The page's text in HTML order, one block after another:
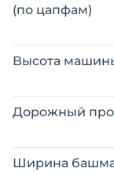
(по цапфам)
Высота
Дорожный
Ширина